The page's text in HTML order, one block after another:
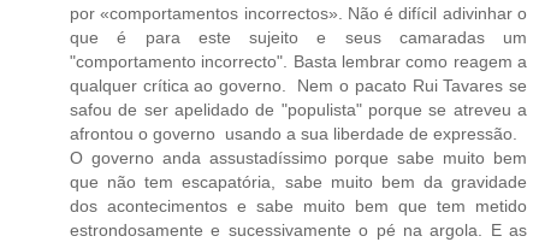
por «comportamentos incorrectos». Não é difícil adivinhar o
que é para este sujeito e seus camaradas um
"comportamento incorrecto". Basta lembrar como reagem a
qualquer crítica ao governo. Nem o pacato Rui Tavares se
safou de ser apelidado de "populista" porque se atreveu a
afrontou o governo usando a sua liberdade de expressão.
O governo anda assustadíssimo porque sabe muito bem
que não tem escapatória, sabe muito bem da gravidade
dos acontecimentos e sabe muito bem que tem metido
estrondosamente e sucessivamente o pé na argola. E as